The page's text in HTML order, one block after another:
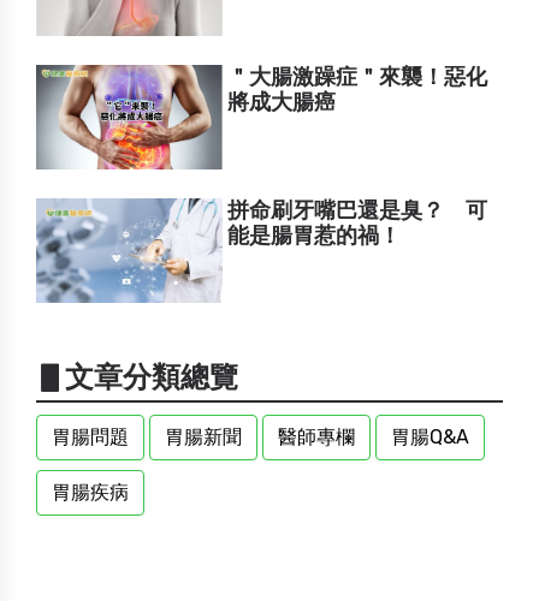
＂大腸激躁症＂來襲！惡化
將成大腸癌
拼命刷牙嘴巴還是臭？ 可
能是腸胃惹的禍！
▋文章分類總覽
胃腸問題 胃腸新聞 醫師專欄 胃腸Q&A
胃腸疾病